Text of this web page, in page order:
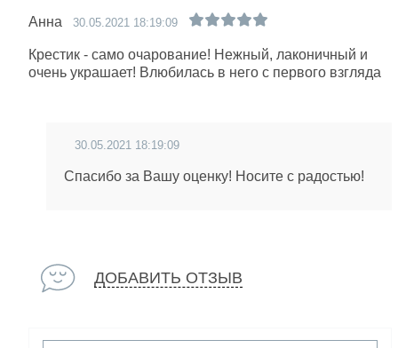
Анна 30.05.2021 18:19:09
Крестик - само очарование! Нежный, лаконичный и
очень украшает! Влюбилась в него с первого взгляда
30.05.2021 18:19:09
Спасибо за Вашу оценку! Носите с радостью!
ДОБАВИТЬ ОТЗЫВ